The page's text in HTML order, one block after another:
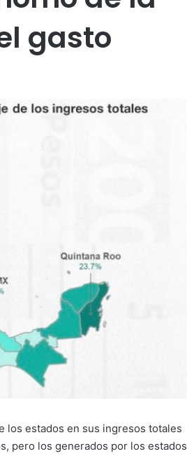
gasto
los estados en sus ingresos totales
pero los generados por los estados